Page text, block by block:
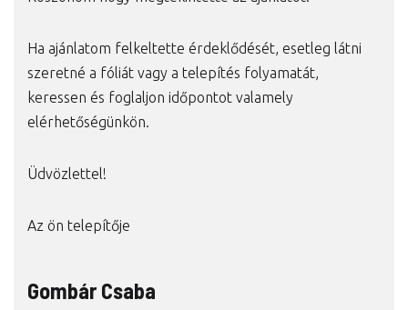
Ha ajánlatom felkeltette érdeklődését, esetleg látni
szeretné a fóliát vagy a telepítés folyamatát,
keressen és foglaljon időpontot valamely
elérhetőségünkön.
Üdvözlettel!
Az ön telepítője
Gombár Csaba